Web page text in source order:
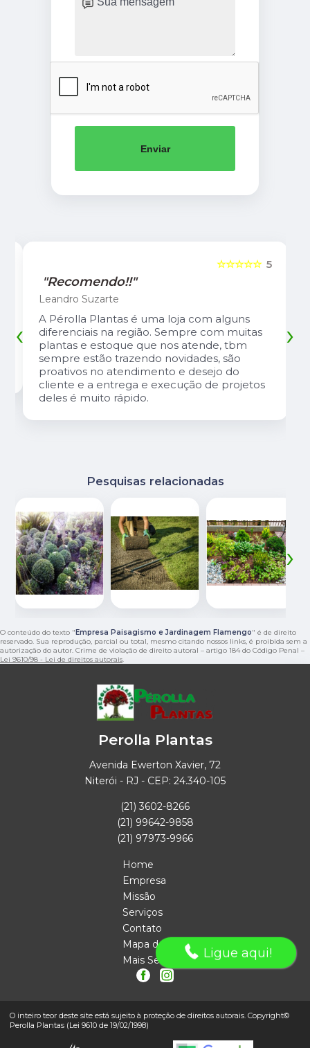
Enviar
5
☆☆☆☆☆
"Recomendo!!"
Leandro Suzarte
A Pérolla Plantas é uma loja com alguns
diferenciais na região. Sempre com muitas
plantas e estoque que nos atende, tbm
sempre estão trazendo novidades, são
proativos no atendimento e desejo do
cliente e a entrega e execução de projetos
deles é muito rápido.
‹ ›
Pesquisas relacionadas
‹ ›
O conteúdo do texto "Empresa Paisagismo e Jardinagem Flamengo" é de direito
reservado. Sua reprodução, parcial ou total, mesmo citando nossos links, é proibida sem a
autorização do autor. Crime de violação de direito autoral – artigo 184 do Código Penal –
Lei 9610/98 - Lei de direitos autorais.
Perolla Plantas
Avenida Ewerton Xavier, 72
Niterói - RJ - CEP: 24.340-105
(21) 3602-8266
(21) 99642-9858
(21) 97973-9966
Home
Empresa
Missão
Serviços
Contato
Mapa do site
Mais Serviços
O inteiro teor deste site está sujeito à proteção de direitos autorais. Copyright©
Perolla Plantas (Lei 9610 de 19/02/1998)
Ligue aqui!